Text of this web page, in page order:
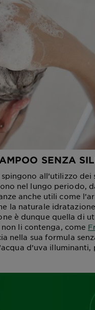
SENZA
all’utilizzo dei
nel lungo periodo,
anche utili come
la naturale
è dunque quella di
li contenga, come
nella sua formula
d’uva